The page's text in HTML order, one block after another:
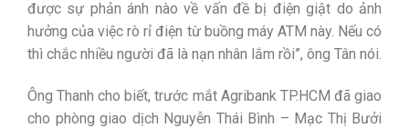
được sự phản ánh nào về vấn đề bị điện giật do ảnh
hưởng của việc rò rỉ điện từ buồng máy ATM này. Nếu có
thì chắc nhiều người đã là nạn nhân lắm rồi”, ông Tân nói.
Ông Thanh cho biết, trước mắt Agribank TP.HCM đã giao
cho phòng giao dịch Nguyễn Thái Bình – Mạc Thị Bưởi